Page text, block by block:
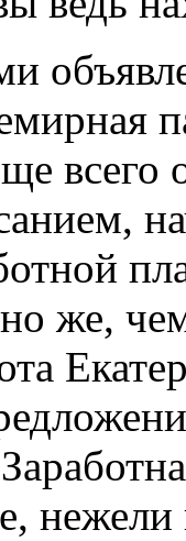
всего
же,